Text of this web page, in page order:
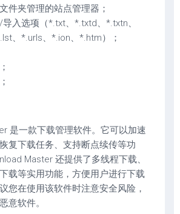
件夹管理的站点管理器；
入选项（*.txt、*.txtd、*.txtn、
、*.urls、*.ion、*.htm）；
是一款下载管理软件。它可以加速
复下载任务、支持断点续传等功
Master 还提供了多线程下载、
载等实用功能，方便用户进行下载
您在使用该软件时注意安全风险，
意软件。